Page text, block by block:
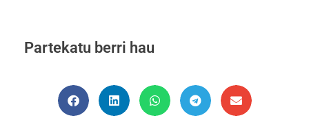
Partekatu berri hau